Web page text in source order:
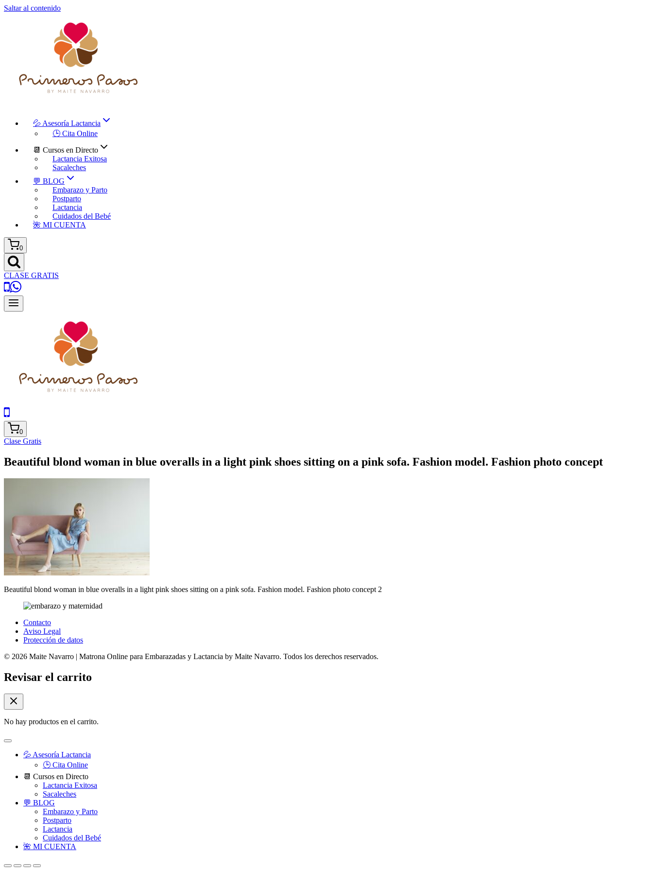
Saltar al contenido
💦 Asesoría Lactancia
🕒 Cita Online
📆 Cursos en Directo
Lactancia Exitosa
Sacaleches
💬 BLOG
Embarazo y Parto
Postparto
Lactancia
Cuidados del Bebé
🌺 MI CUENTA
0
CLASE GRATIS
0
Clase Gratis
Beautiful blond woman in blue overalls in a light pink shoes sitting on a pink sofa. Fashion model. Fashion photo concept
Beautiful blond woman in blue overalls in a light pink shoes sitting on a pink sofa. Fashion model. Fashion photo concept 2
Contacto
Aviso Legal
Protección de datos
© 2026 Maite Navarro | Matrona Online para Embarazadas y Lactancia by Maite Navarro. Todos los derechos reservados.
Revisar el carrito
No hay productos en el carrito.
💦 Asesoría Lactancia
🕒 Cita Online
📆 Cursos en Directo
Lactancia Exitosa
Sacaleches
💬 BLOG
Embarazo y Parto
Postparto
Lactancia
Cuidados del Bebé
🌺 MI CUENTA